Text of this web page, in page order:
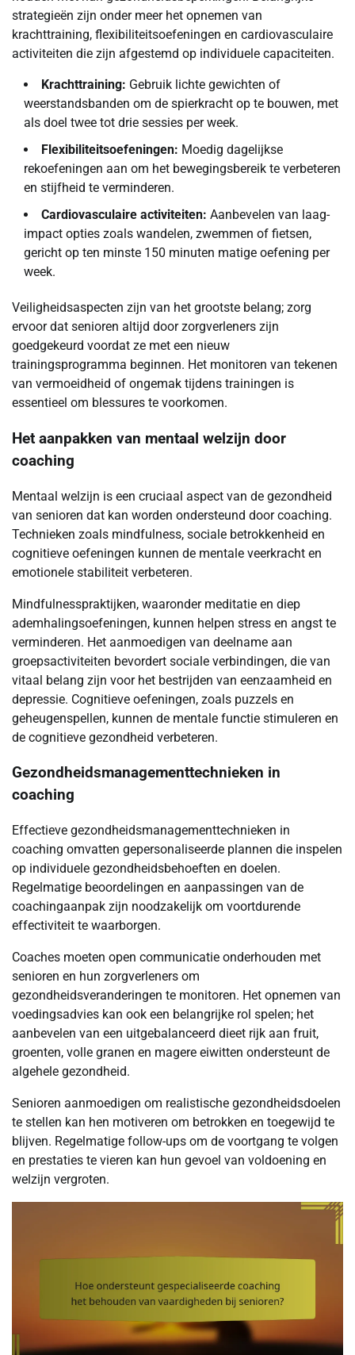
strategieën zijn onder meer het opnemen van
krachttraining, flexibiliteitsoefeningen en cardiovasculaire
activiteiten die zijn afgestemd op individuele capaciteiten.
Krachttraining: Gebruik lichte gewichten of
weerstandsbanden om de spierkracht op te bouwen, met
als doel twee tot drie sessies per week.
Flexibiliteitsoefeningen: Moedig dagelijkse
rekoefeningen aan om het bewegingsbereik te verbeteren
en stijfheid te verminderen.
Cardiovasculaire activiteiten: Aanbevelen van laag-
impact opties zoals wandelen, zwemmen of fietsen,
gericht op ten minste 150 minuten matige oefening per
week.
Veiligheidsaspecten zijn van het grootste belang; zorg
ervoor dat senioren altijd door zorgverleners zijn
goedgekeurd voordat ze met een nieuw
trainingsprogramma beginnen. Het monitoren van tekenen
van vermoeidheid of ongemak tijdens trainingen is
essentieel om blessures te voorkomen.
Het aanpakken van mentaal welzijn door
coaching
Mentaal welzijn is een cruciaal aspect van de gezondheid
van senioren dat kan worden ondersteund door coaching.
Technieken zoals mindfulness, sociale betrokkenheid en
cognitieve oefeningen kunnen de mentale veerkracht en
emotionele stabiliteit verbeteren.
Mindfulnesspraktijken, waaronder meditatie en diep
ademhalingsoefeningen, kunnen helpen stress en angst te
verminderen. Het aanmoedigen van deelname aan
groepsactiviteiten bevordert sociale verbindingen, die van
vitaal belang zijn voor het bestrijden van eenzaamheid en
depressie. Cognitieve oefeningen, zoals puzzels en
geheugenspellen, kunnen de mentale functie stimuleren en
de cognitieve gezondheid verbeteren.
Gezondheidsmanagementtechnieken in
coaching
Effectieve gezondheidsmanagementtechnieken in
coaching omvatten gepersonaliseerde plannen die inspelen
op individuele gezondheidsbehoeften en doelen.
Regelmatige beoordelingen en aanpassingen van de
coachingaanpak zijn noodzakelijk om voortdurende
effectiviteit te waarborgen.
Coaches moeten open communicatie onderhouden met
senioren en hun zorgverleners om
gezondheidsveranderingen te monitoren. Het opnemen van
voedingsadvies kan ook een belangrijke rol spelen; het
aanbevelen van een uitgebalanceerd dieet rijk aan fruit,
groenten, volle granen en magere eiwitten ondersteunt de
algehele gezondheid.
Senioren aanmoedigen om realistische gezondheidsdoelen
te stellen kan hen motiveren om betrokken en toegewijd te
blijven. Regelmatige follow-ups om de voortgang te volgen
en prestaties te vieren kan hun gevoel van voldoening en
welzijn vergroten.